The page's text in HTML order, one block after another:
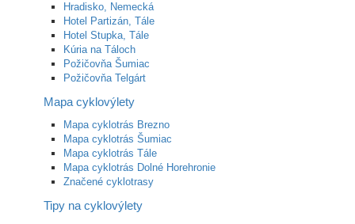
Hradisko, Nemecká
Hotel Partizán, Tále
Hotel Stupka, Tále
Kúria na Táloch
Požičovňa Šumiac
Požičovňa Telgárt
Mapa cyklovýlety
Mapa cyklotrás Brezno
Mapa cyklotrás Šumiac
Mapa cyklotrás Tále
Mapa cyklotrás Dolné Horehronie
Značené cyklotrasy
Tipy na cyklovýlety